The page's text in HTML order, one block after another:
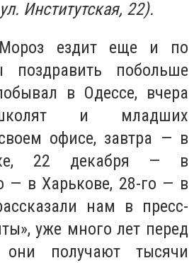
Институтская, 22).
ездит еще и по
поздравить побольше
в Одессе, вчера
и младших
офисе, завтра — в
22 декабря — в
— в Харькове, 28-го — в
нам в пресс-
уже много лет перед
получают тысячи